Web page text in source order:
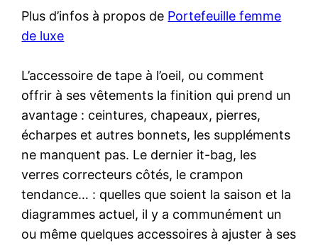
Plus d’infos à propos de Portefeuille femme
de luxe
L’accessoire de tape à l’oeil, ou comment
offrir à ses vêtements la finition qui prend un
avantage : ceintures, chapeaux, pierres,
écharpes et autres bonnets, les suppléments
ne manquent pas. Le dernier it-bag, les
verres correcteurs côtés, le crampon
tendance… : quelles que soient la saison et la
diagrammes actuel, il y a communément un
ou même quelques accessoires à ajuster à ses